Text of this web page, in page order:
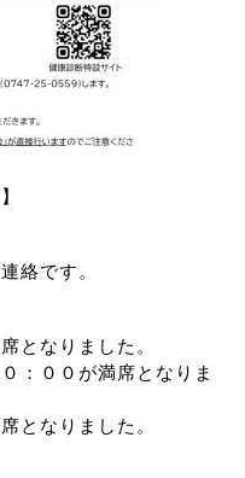
】
絡です。
となりました。
：００が満席となりま
となりました。